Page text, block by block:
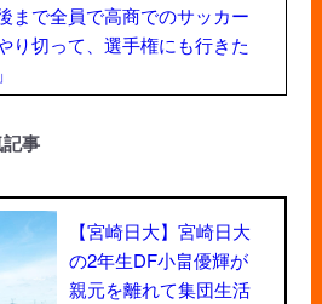
まで全員で高商でのサッカー
り切って、選手権にも行きた
記事
【宮崎日大】宮崎日大
の2年生DF小畠優輝が
親元を離れて集団生活